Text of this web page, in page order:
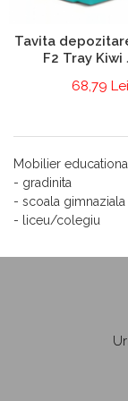
Tavita
F2 Tray Kiwi
68,79 Lei
Mobilier
- gradinita
- scoala gimnaziala
- liceu/colegiu